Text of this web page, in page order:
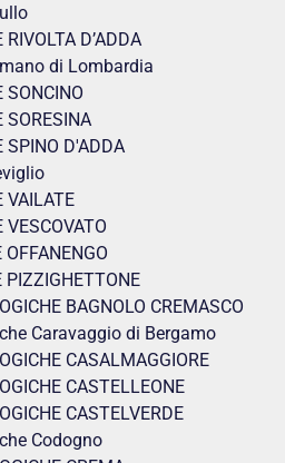
D’ADDA
di Lombardia
SONCINO
SORESINA
SPINO D'ADDA
VAILATE
VESCOVATO
OFFANENGO
PIZZIGHETTONE
BAGNOLO CREMASCO
Caravaggio di Bergamo
CASALMAGGIORE
CASTELLEONE
CASTELVERDE
Codogno